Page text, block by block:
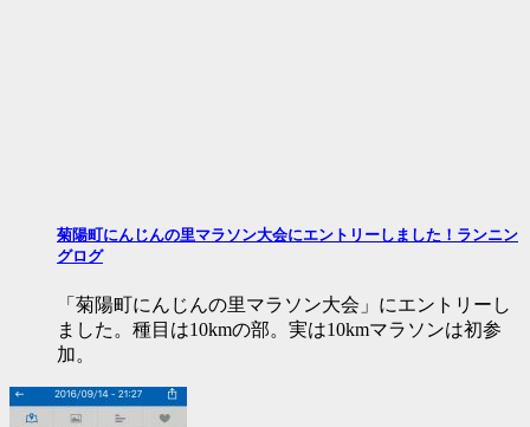
菊陽町にんじんの里マラソン大会にエントリーしました！ランニン
グログ
「菊陽町にんじんの里マラソン大会」にエントリーし
ました。種目は10kmの部。実は10kmマラソンは初参
加。